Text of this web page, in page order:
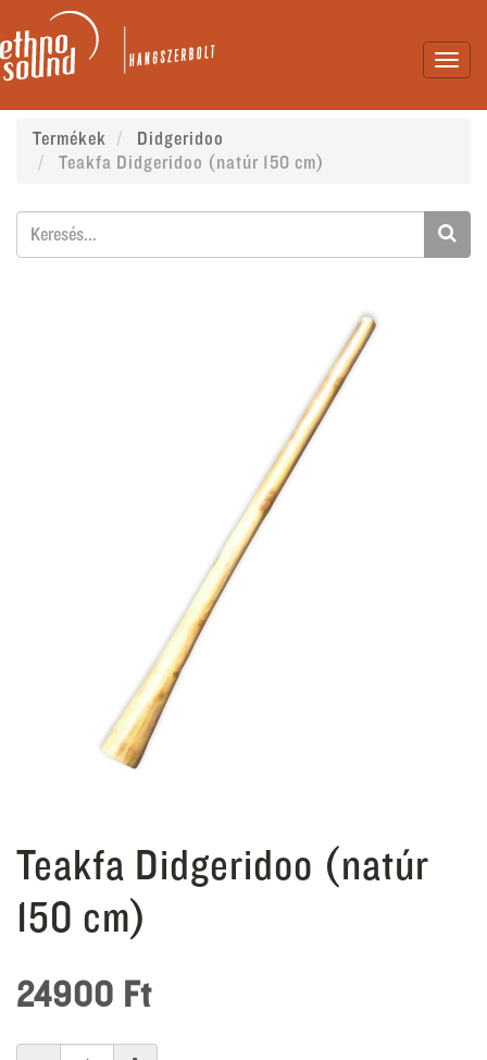
Termékek
Didgeridoo
Teakfa Didgeridoo (natúr 150 cm)
Teakfa Didgeridoo (natúr
150 cm)
24900 Ft